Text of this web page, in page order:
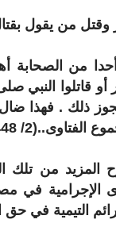
وقتل من يقول
من الصحابة
أو قاتلوا النبي
ذلك . فهذا
448)
من تلك
الإجرامية
التيمية في حق